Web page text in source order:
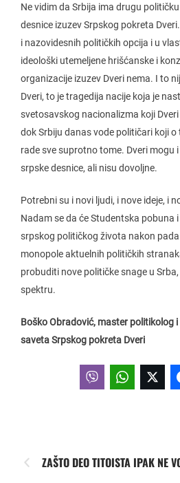
Ne vidim da Srbija ima drugu
desnice izuzev Srpskog pokreta
i nazovidesnih političkih opcija i u
ideološki utemeljene hrišćanske i
organizacije izuzev Dveri nema. I to
Dveri, to je tragedija nacije koja je
svetosavskog nacionalizma koji
dok Srbiju danas vode političari koji
rade sve suprotno tome. Dveri mogu
srpske desnice, ali nisu dovoljne.
Potrebni su i novi ljudi, i nove ideje, i
Nadam se da će Studentska pobuna
srpskog političkog života nakon
monopole aktuelnih političkih
probuditi nove političke snage u
spektru.
Boško Obradović, master politikolog
saveta Srpskog pokreta Dveri
ZAŠTO DEO TITOISTA IPAK NE